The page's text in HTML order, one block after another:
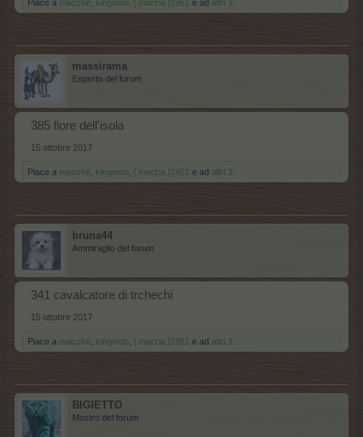
Piace a macchè kingmob [.marzia.]1951 e ad altri 3
massirama
Esperto del forum
385 fiore dell'isola
15 ottobre 2017
Piace a macchè kingmob [.marzia.]1951 e ad altri 3
bruna44
Ammiraglio del forum
341 cavalcatore di trchechi
15 ottobre 2017
Piace a macchè kingmob [.marzia.]1951 e ad altri 3
BIGIETTO
Mostro del forum